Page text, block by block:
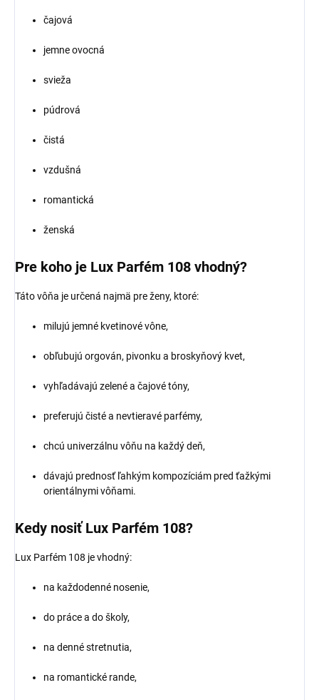
čajová
jemne ovocná
svieža
púdrová
čistá
vzdušná
romantická
ženská
Pre koho je Lux Parfém 108 vhodný?
Táto vôňa je určená najmä pre ženy, ktoré:
milujú jemné kvetinové vône,
obľubujú orgován, pivonku a broskyňový kvet,
vyhľadávajú zelené a čajové tóny,
preferujú čisté a nevtieravé parfémy,
chcú univerzálnu vôňu na každý deň,
dávajú prednosť ľahkým kompozíciám pred ťažkými
orientálnymi vôňami.
Kedy nosiť Lux Parfém 108?
Lux Parfém 108 je vhodný:
na každodenné nosenie,
do práce a do školy,
na denné stretnutia,
na romantické rande,